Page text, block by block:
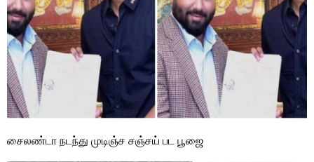
சைலண்டா நடந்து முடிஞ்ச சஞ்சய் பட பூஜை